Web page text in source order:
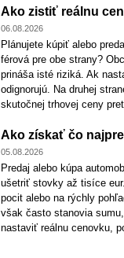
Ako zistiť reálnu
06.08.2026
Plánujete kúpiť alebo
férová pre obe strany?
prináša isté riziká. Ak
odignorujú. Na druhej
skutočnej trhovej ceny
Ako získať čo
05.08.2026
Predaj alebo kúpa
ušetriť stovky až tisíce
pocit alebo na rýchly
však často stanovia
nastaviť reálnu cenovku,